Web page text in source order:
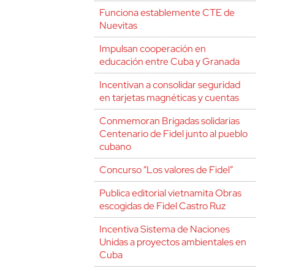
Funciona establemente CTE de
Nuevitas
Impulsan cooperación en
educación entre Cuba y Granada
Incentivan a consolidar seguridad
en tarjetas magnéticas y cuentas
Conmemoran Brigadas solidarias
Centenario de Fidel junto al pueblo
cubano
Concurso “Los valores de Fidel”
Publica editorial vietnamita Obras
escogidas de Fidel Castro Ruz
Incentiva Sistema de Naciones
Unidas a proyectos ambientales en
Cuba